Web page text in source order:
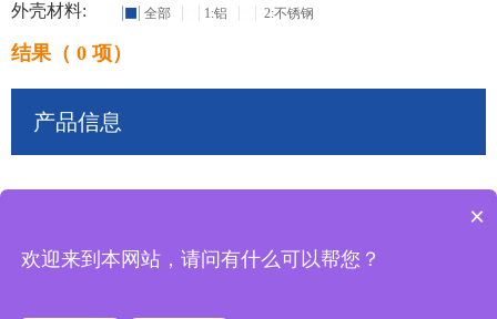
外壳材料: 全部 1:铝 2:不锈钢
结果（ 0 项）
产品信息
×
欢迎来到本网站，请问有什么可以帮您？